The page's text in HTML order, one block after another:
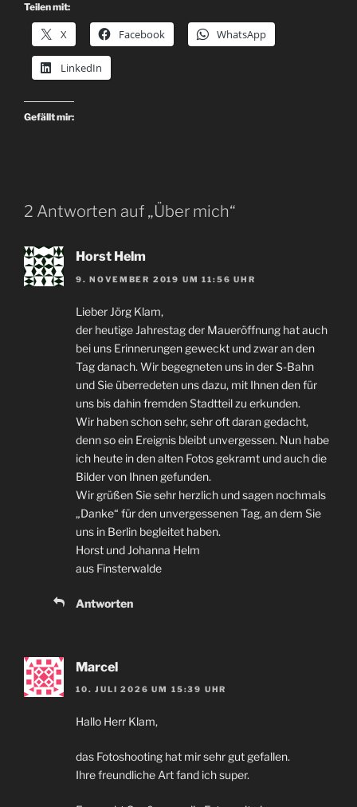
Teilen mit:
X Facebook WhatsApp
LinkedIn
Gefällt mir:
2 Antworten auf „Über mich“
Horst Helm
9. NOVEMBER 2019 UM 11:56 UHR
Lieber Jörg Klam,
der heutige Jahrestag der Maueröffnung hat auch
bei uns Erinnerungen geweckt und zwar an den
Tag danach. Wir begegneten uns in der S-Bahn
und Sie überredeten uns dazu, mit Ihnen den für
uns bis dahin fremden Stadtteil zu erkunden.
Wir haben schon sehr, sehr oft daran gedacht,
denn so ein Ereignis bleibt unvergessen. Nun habe
ich heute in den alten Fotos gekramt und auch die
Bilder von Ihnen gefunden.
Wir grüßen Sie sehr herzlich und sagen nochmals
„Danke“ für den unvergessenen Tag, an dem Sie
uns in Berlin begleitet haben.
Horst und Johanna Helm
aus Finsterwalde
Antworten
Marcel
10. JULI 2026 UM 15:39 UHR
Hallo Herr Klam,
das Fotoshooting hat mir sehr gut gefallen.
Ihre freundliche Art fand ich super.